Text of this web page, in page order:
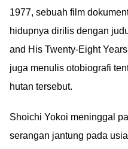
18+. Simak
fakta
sini.
1977, sebuah film
hidupnya dirilis dengan
and His Twenty-Eight
juga menulis otobiografi
hutan tersebut.
Shoichi Yokoi meninggal
serangan jantung pada